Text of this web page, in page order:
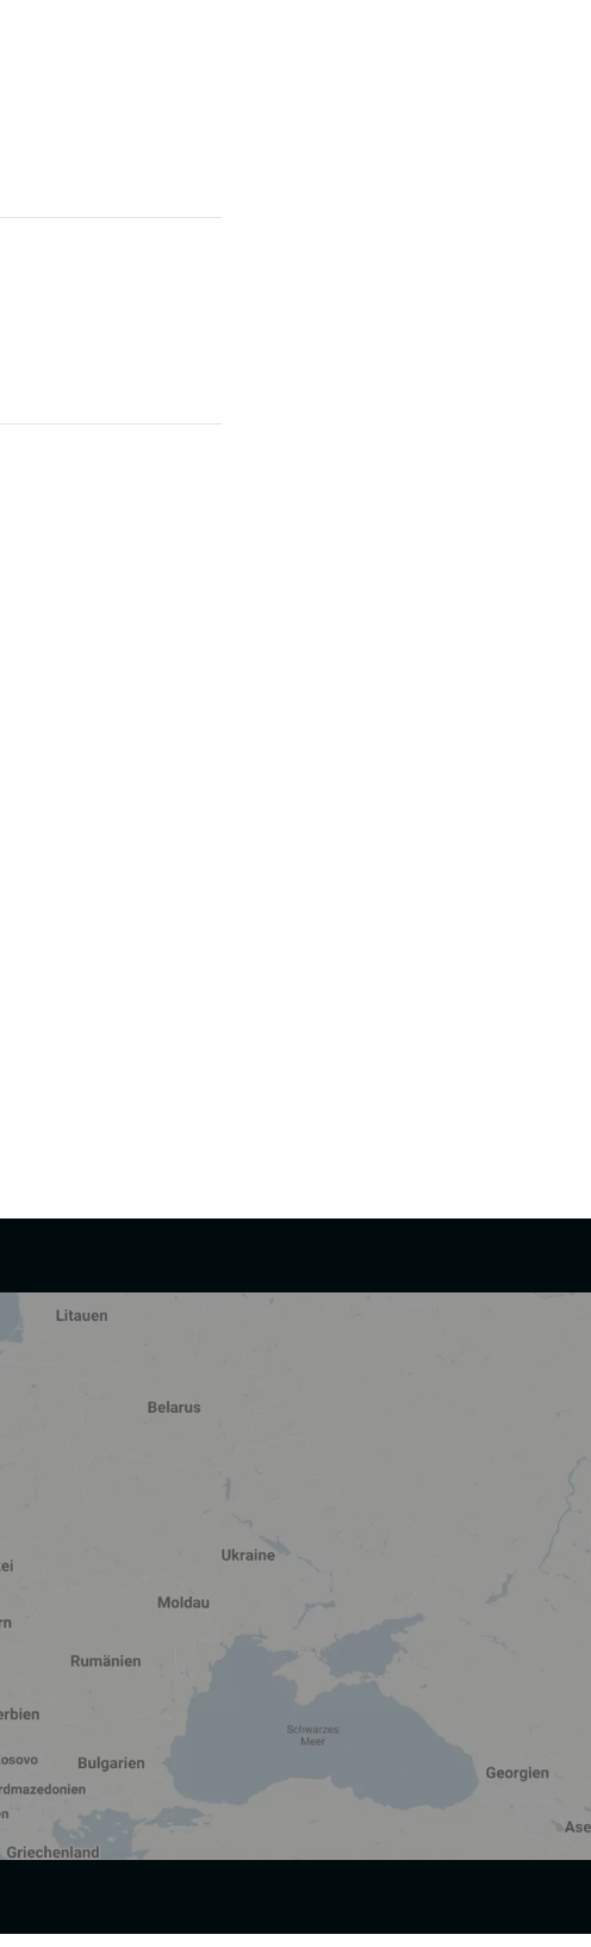
dient der Einbindung von Inhalten, externen Diensten und
dabei Daten an Dritte weitergegeben und an Dritte in Ländern, in
unserer Website nicht erforderlich und kann jederzeit auf unserer